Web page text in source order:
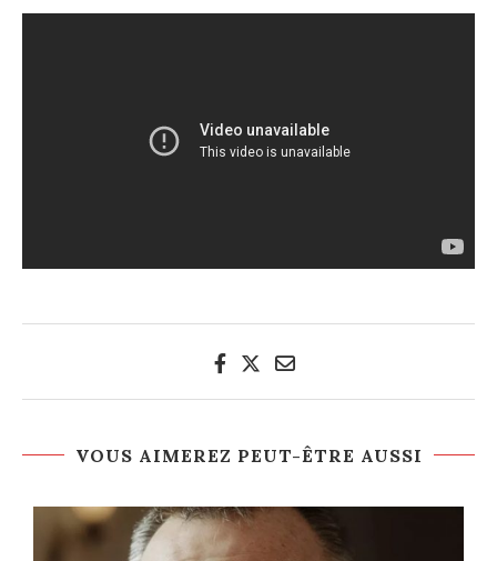
VOUS AIMEREZ PEUT-ÊTRE AUSSI